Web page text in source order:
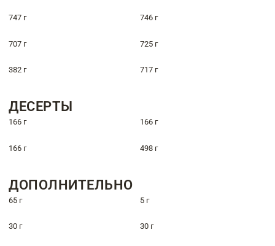
747 г 746 г
707 г 725 г
382 г 717 г
ДЕСЕРТЫ
166 г 166 г
166 г 498 г
ДОПОЛНИТЕЛЬНО
65 г 5 г
30 г 30 г